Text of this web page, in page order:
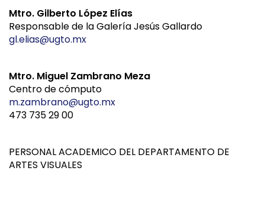
Mtro. Gilberto López Elías
Responsable de la Galería Jesús Gallardo
gl.elias@ugto.mx
Mtro. Miguel Zambrano Meza
Centro de cómputo
m.zambrano@ugto.mx
473 735 29 00
PERSONAL ACADEMICO DEL DEPARTAMENTO DE
ARTES VISUALES